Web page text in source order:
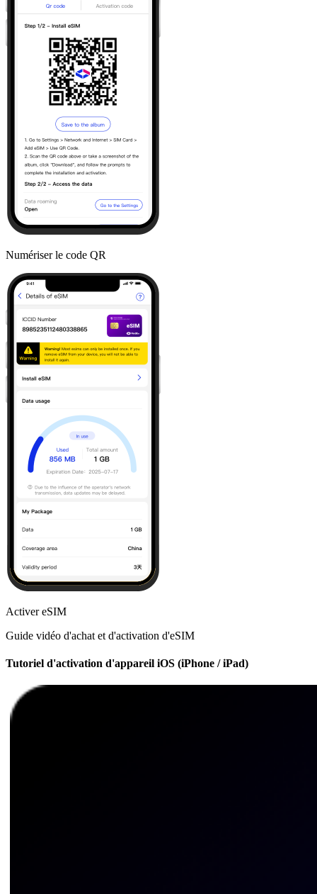
Numériser le code QR
Activer eSIM
Guide vidéo d'achat et d'activation d'eSIM
Tutoriel d'activation d'appareil iOS (iPhone / iPad)